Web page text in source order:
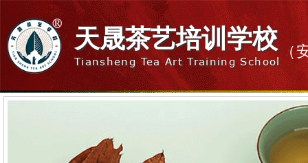
天晟茶艺培训学校
Tiansheng Tea Art Training School
（